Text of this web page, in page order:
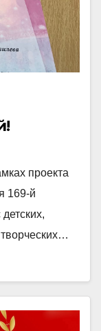
проекта
169-й